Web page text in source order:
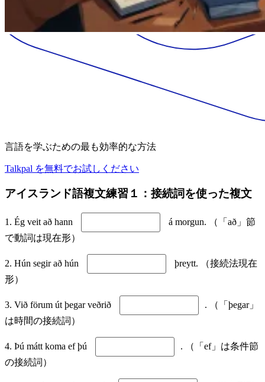
言語を学ぶための最も効率的な方法
Talkpal を無料でお試しください
アイスランド語複文練習１：接続詞を使った複文
1. Ég veit að hann
á morgun. （「að」節
で動詞は現在形）
2. Hún segir að hún
þreytt. （接続法現在
形）
3. Við förum út þegar veðrið
. （「þegar」
は時間の接続詞）
4. Þú mátt koma ef þú
. （「ef」は条件節
の接続詞）